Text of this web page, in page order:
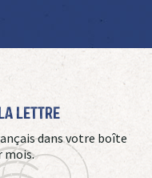
Lettre
dans votre boîte
mois.